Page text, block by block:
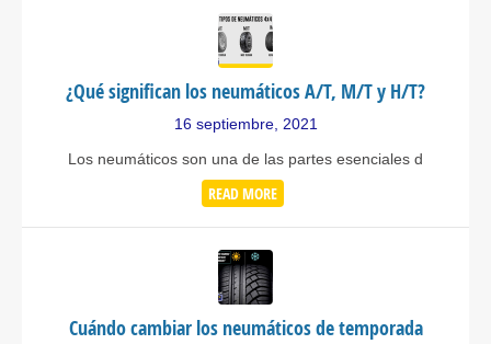
¿Qué significan los neumáticos A/T, M/T y H/T?
16 septiembre, 2021
Los neumáticos son una de las partes esenciales d
READ MORE
Cuándo cambiar los neumáticos de temporada